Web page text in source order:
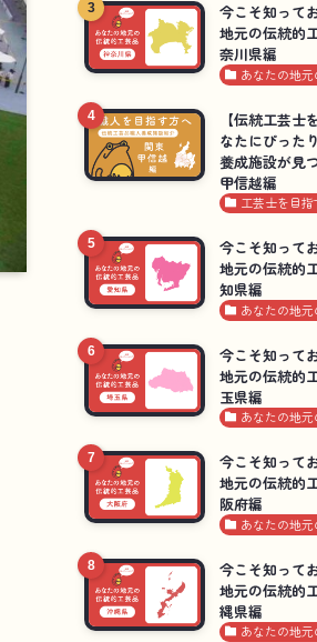
今こそ知って
地元の伝統的
奈川県編
あなたの地
【伝統工芸士
なたにぴった
養成施設が見
甲信越編
工芸士を目指
今こそ知って
地元の伝統的
知県編
あなたの地
今こそ知って
地元の伝統的
玉県編
あなたの地
今こそ知って
地元の伝統的
阪府編
あなたの地
今こそ知って
地元の伝統的
縄県編
あなたの地